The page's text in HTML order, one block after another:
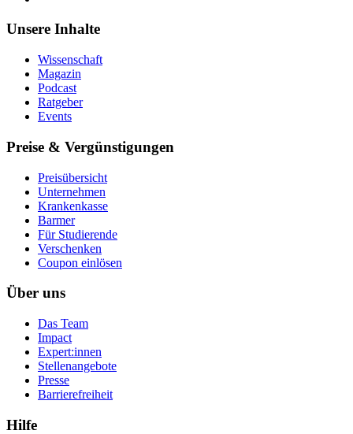
Unsere Inhalte
Wissenschaft
Magazin
Podcast
Ratgeber
Events
Preise & Vergünstigungen
Preisübersicht
Unternehmen
Krankenkasse
Barmer
Für Studierende
Ver­schen­ken
Coupon einlösen
Über uns
Das Team
Impact
Expert:innen
Stellenangebote
Presse
Barrierefreiheit
Hilfe